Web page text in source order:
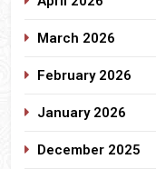
March 2026
February 2026
January 2026
December 2025